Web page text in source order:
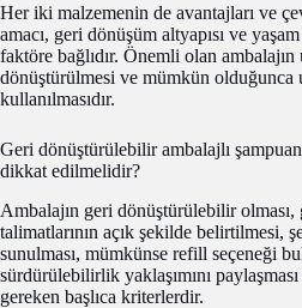
Her iki malzemenin de avantajları ve
amacı, geri dönüşüm altyapısı ve
faktöre bağlıdır. Önemli olan
dönüştürülmesi ve mümkün olduğunca
kullanılmasıdır.
Geri dönüştürülebilir ambalajlı
dikkat edilmelidir?
Ambalajın geri dönüştürülebilir olması,
talimatlarının açık şekilde belirtilmesi,
sunulması, mümkünse refill seçeneği
sürdürülebilirlik yaklaşımını
gereken başlıca kriterlerdir.